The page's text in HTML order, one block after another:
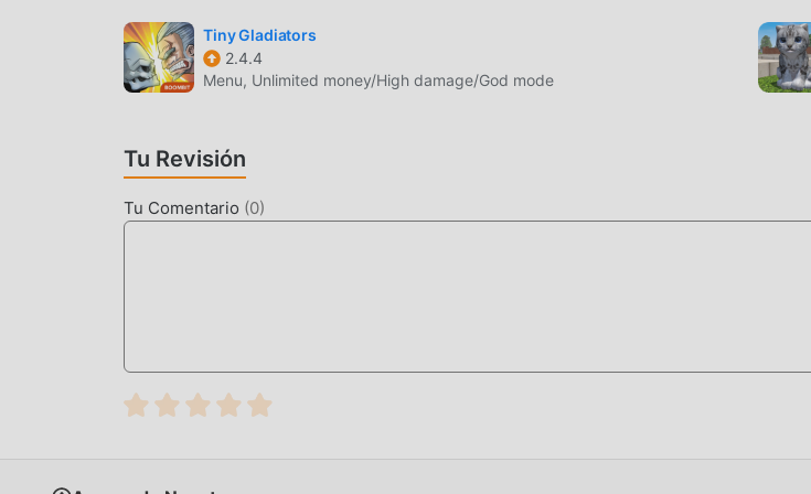
y personajes de alta calidad hacen que DragonIsland atraiga a muchos arcade
juegos tradicionales de arcade , DragonIsland 1.11.8 ha adoptado un motor virtual
mejoras audaces. Con tecnología más avanzada, la experiencia de pantalla del juego ha
juegos de arcade puedan disfrutar plenamente la felicidad que trae DragonIsland 1.11.8
MODIFICACIÓN ÚNICA
""acumulación"" ligeramente aburrida. Los mods pueden ayudarlo fácilmente a omitir
a concentrarse en disfrutar la alegría del juego en sí.
Simplemente haz clic en el botón de descarga para instalar la aplicación moddroid,
Tiny Gladiators
2.4.4
Menu, Unlimited money/High damage/God mode
Tu Revisión
Tu Comentario (0)